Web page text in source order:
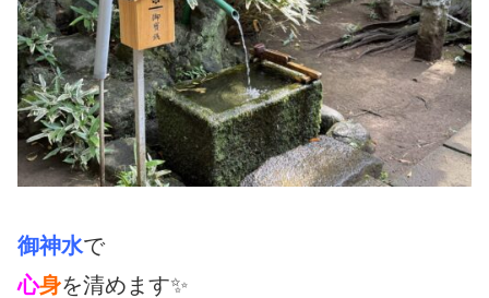
御神水で
心身を清めます✨